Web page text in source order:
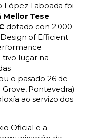
López Taboada foi
Mellor Tese
dotado con 2.000
of Efficient
lugar na
o pasado 26 de
Pontevedra)
ao servizo dos
Oficial e a